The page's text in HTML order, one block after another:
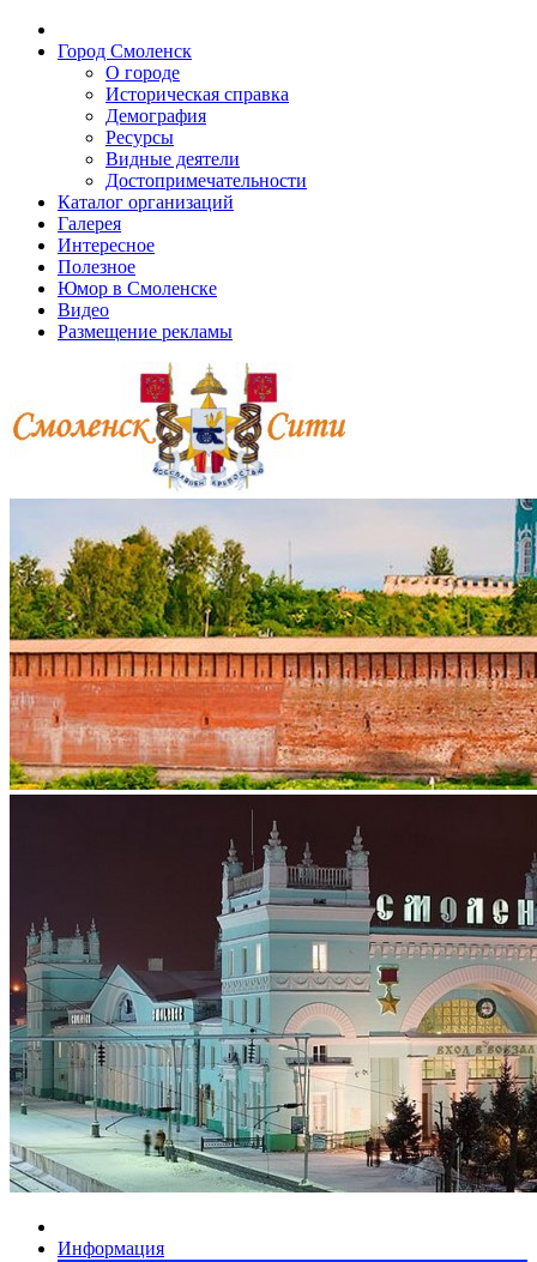
Город Смоленск
О городе
Историческая справка
Демография
Ресурсы
Видные деятели
Достопримечательности
Каталог организаций
Галерея
Интересное
Полезное
Юмор в Смоленске
Видео
Размещение рекламы
Информация